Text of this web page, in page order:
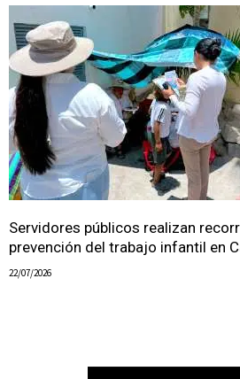
Servidores públicos realizan
prevención del trabajo infantil en
22/07/2026